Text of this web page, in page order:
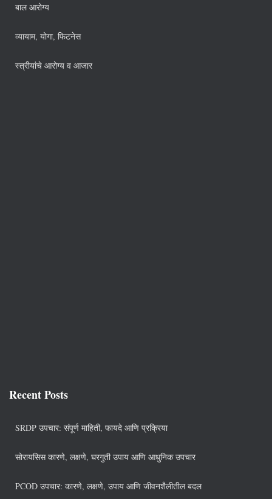
बाल आरोग्य
व्यायाम, योगा, फिटनेस
स्त्रीयांचे आरोग्य व आजार
Recent Posts
SRDP उपचार: संपूर्ण माहिती, फायदे आणि प्रक्रिया
सोरायसिस कारणे, लक्षणे, घरगुती उपाय आणि आधुनिक उपचार
PCOD उपचार: कारणे, लक्षणे, उपाय आणि जीवनशैलीतील बदल